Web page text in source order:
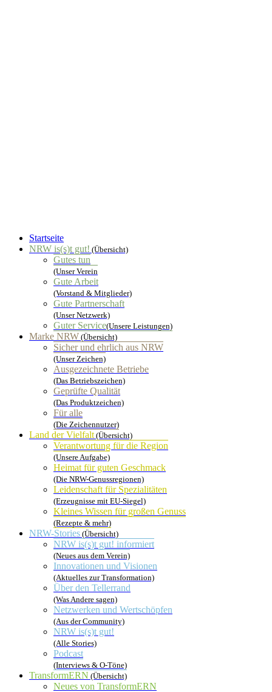
Startseite
NRW is(s)t gut! (Übersicht)
Gutes tun
(Unser Verein
Gute Arbeit
(Vorstand & Mitglieder)
Gute Partnerschaft
(Unser Netzwerk)
Guter Service(Unsere Leistungen)
Marke NRW (Übersicht)
Sicher und ehrlich aus NRW
(Unser Zeichen)
Ausgezeichnete Betriebe
(Das Betriebszeichen)
Geprüfte Qualität
(Das Produktzeichen)
Für alle
(Die Zeichennutzer)
Land der Vielfalt(Übersicht)
Verantwortung für die Region
(Unsere Aufgabe)
Heimat für guten Geschmack
(Die NRW-Genussregionen)
Leidenschaft für Spezialitäten
(Erzeugnisse mit EU-Siegel)
Kleines Wissen für großen Genuss
(Rezepte & mehr)
NRW-Stories (Übersicht)
NRW is(s)t gut! informiert
(Neues aus dem Verein)
Innovationen und Visionen
(Aktuelles zur Transformation)
Über den Tellerrand
(Was Andere sagen)
Netzwerken und Wertschöpfen
(Aus der Community)
NRW is(s)t gut!
(Alle Stories)
Podcast
(Interviews & O-Töne)
TransformERN (Übersicht)
Neues von TransformERN